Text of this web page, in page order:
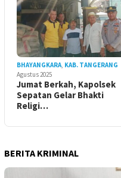
BHAYANGKARA, KAB. TANGERANG
Agustus 2025
Jumat Berkah, Kapolsek
Sepatan Gelar Bhakti
Religi…
BERITA KRIMINAL